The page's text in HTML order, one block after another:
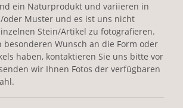
ein Naturprodukt und variieren in
oder Muster und es ist uns nicht
Stein/Artikel zu fotografieren.
besonderen Wunsch an die Form oder
haben, kontaktieren Sie uns bitte vor
wir Ihnen Fotos der verfügbaren